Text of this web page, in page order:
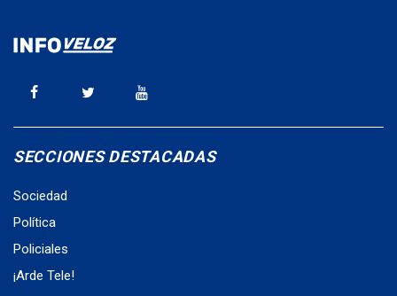
SECCIONES DESTACADAS
Sociedad
Política
Policiales
¡Arde Tele!